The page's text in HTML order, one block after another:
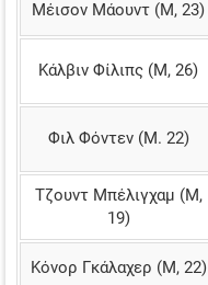
Μέισον Μάουντ (Μ, 23)
Κάλβιν Φίλιπς (Μ, 26)
Φιλ Φόντεν (Μ. 22)
Τζουντ Μπέλιγχαμ (Μ,
19)
Κόνορ Γκάλαχερ (Μ, 22)